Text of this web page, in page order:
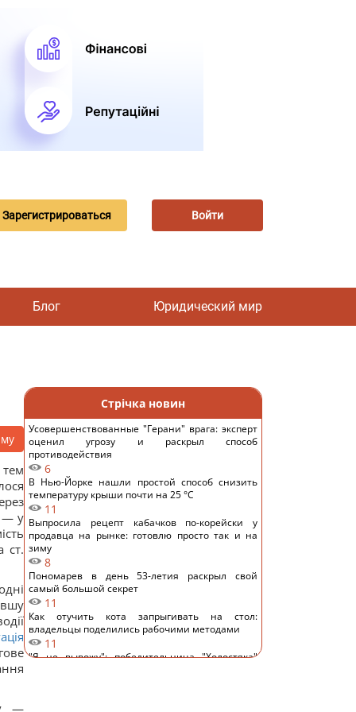
Зарегистрироваться Войти
Блог Юридический мир
— у
ст.
—
Стрічка новин
Усовершенствованные "Герани" врага: эксперт
оценил угрозу и раскрыл способ
противодействия
6
В Нью-Йорке нашли простой способ снизить
температуру крыши почти на 25 °C
11
Выпросила рецепт кабачков по-корейски у
продавца на рынке: готовлю просто так и на
зиму
8
Пономарев в день 53-летия раскрыл свой
самый большой секрет
11
Как отучить кота запрыгивать на стол:
владельцы поделились рабочими методами
11
"Я не вывожу": победительница "Холостяка"